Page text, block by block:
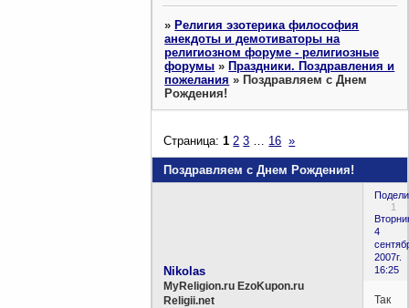
»Религия эзотерика философия
анекдоты и демотиваторы на
религиозном форуме - религиозные
форумы »Праздники. Поздравления и
пожелания »Поздравляем с Днем
Рождения!
Поздравляем с Днем Рождения!
Страница:1 2 3 16 »
1
4
2007г.
16:25
Nikolas
MyReligion.ru EzoKupon.ru
Religii.net
Так